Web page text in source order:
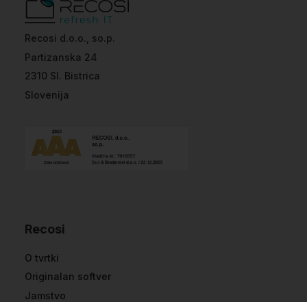
Recosi d.o.o., so.p.
Partizanska 24
2310 Sl. Bistrica
Slovenija
Recosi
O tvrtki
Originalan softver
Jamstvo